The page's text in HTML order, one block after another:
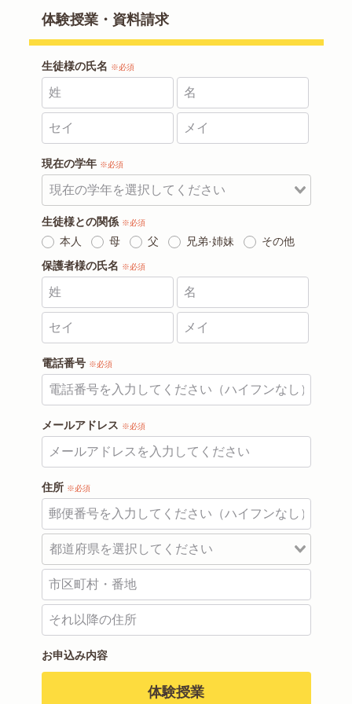
体験授業・資料請求
生徒様の氏名 ※必須
現在の学年 ※必須
生徒様との関係 ※必須
本人 母 父 兄弟·姉妹
その他
保護者様の氏名 ※必須
電話番号 ※必須
メールアドレス ※必須
住所 ※必須
お申込み内容
体験授業